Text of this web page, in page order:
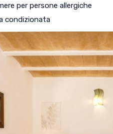
per persone allergiche
condizionata